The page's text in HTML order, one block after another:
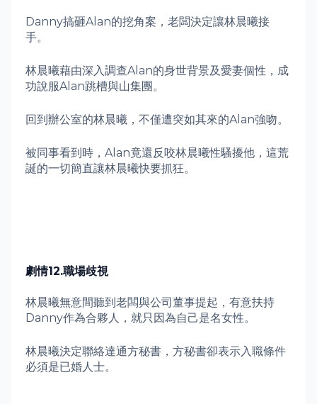
Danny搞砸Alan的挖角案，老闆決定讓林晨曦接
手。
林晨曦藉由深入調查Alan的身世背景及愛妻個性，成
功說服Alan跳槽與山集團。
回到辦公室的林晨曦，不僅遭突如其來的Alan強吻。
被同事看到時， Alan竟還反咬林晨曦性騷擾他，這荒
誕的一切簡直讓林晨曦快要抓狂。
劇情12.職場歧視
林晨曦無意間聽到老闆與公司董事提起，有意扶持
Danny作為合夥人，就只因為自己是名女性。
林晨曦決定聯絡達通方秘書，方秘書卻表示入職條件
必須是已婚人士。